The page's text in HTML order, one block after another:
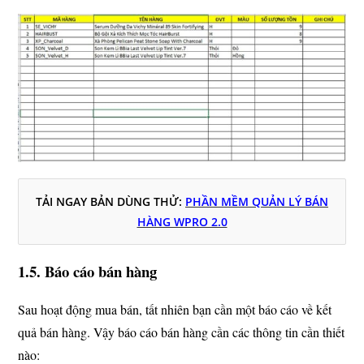
TẢI NGAY BẢN DÙNG THỬ: PHẦN MỀM QUẢN LÝ BÁN
HÀNG WPRO 2.0
1.5. Báo cáo bán hàng
Sau hoạt động mua bán, tất nhiên bạn cần một báo cáo về kết
quả bán hàng. Vậy báo cáo bán hàng cần các thông tin cần thiết
nào: